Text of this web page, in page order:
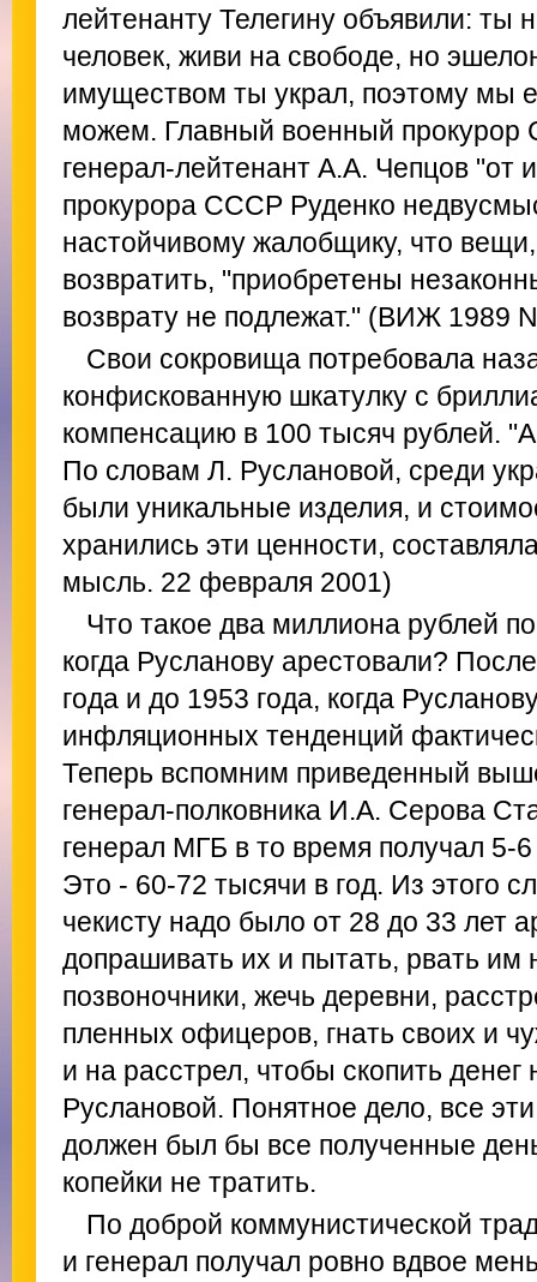
лейтенанту Телегину объявили: ты
человек, живи на свободе, но
имуществом ты украл, поэтому мы
можем. Главный военный прокурор
генерал-лейтенант А.А. Чепцов "от
прокурора СССР Руденко
настойчивому жалобщику, что
возвратить, "приобретены
возврату не подлежат." (ВИЖ 1989
Свои сокровища потребовала
конфискованную шкатулку с
компенсацию в 100 тысяч рублей.
По словам Л. Руслановой, среди
были уникальные изделия, и
хранились эти ценности,
мысль. 22 февраля 2001)
Что такое два миллиона рублей
когда Русланову арестовали?
года и до 1953 года, когда
инфляционных тенденций
Теперь вспомним приведенный
генерал-полковника И.А. Серова
генерал МГБ в то время получал 5-
Это - 60-72 тысячи в год. Из этого
чекисту надо было от 28 до 33 лет
допрашивать их и пытать, рвать им
позвоночники, жечь деревни,
пленных офицеров, гнать своих и
и на расстрел, чтобы скопить денег
Руслановой. Понятное дело, все
должен был бы все полученные
копейки не тратить.
По доброй коммунистической
и генерал получал ровно вдвое